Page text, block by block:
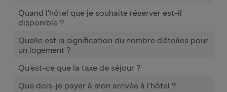
Quand l'hôtel que je souhaite réserver est-il
disponible ?
Quelle est la signification du nombre d'étoiles pour
un logement ?
Qu'est-ce que la taxe de séjour ?
Que dois-je payer à mon arrivée à l'hôtel ?